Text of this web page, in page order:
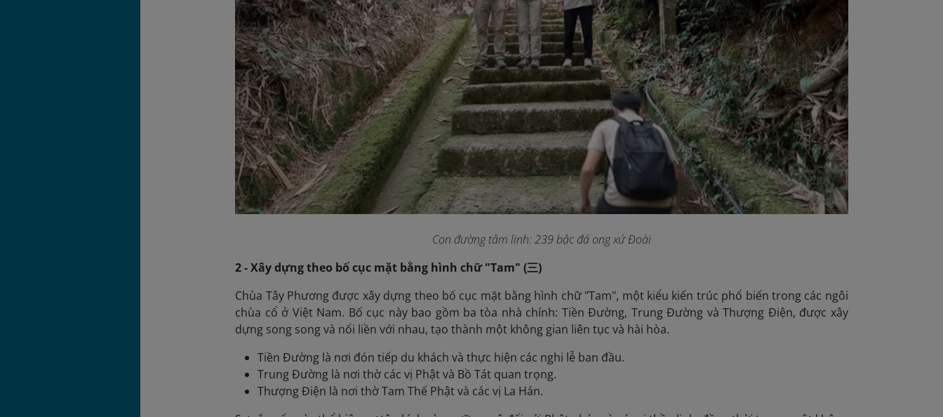
Con đường tâm linh: 239 bậc đá ong xứ Đoài
2 - Xây dựng theo bố cục mặt bằng hình chữ "Tam" (三)
Chùa Tây Phương được xây dựng theo bố cục mặt bằng hình chữ "Tam", một kiểu kiến trúc phổ biến trong các ngôi
chùa cổ ở Việt Nam. Bố cục này bao gồm ba tòa nhà chính: Tiền Đường, Trung Đường và Thượng Điện, được xây
dựng song song và nối liền với nhau, tạo thành một không gian liên tục và hài hòa.
Tiền Đường là nơi đón tiếp du khách và thực hiện các nghi lễ ban đầu.
Trung Đường là nơi thờ các vị Phật và Bồ Tát quan trọng.
Thượng Điện là nơi thờ Tam Thế Phật và các vị La Hán.